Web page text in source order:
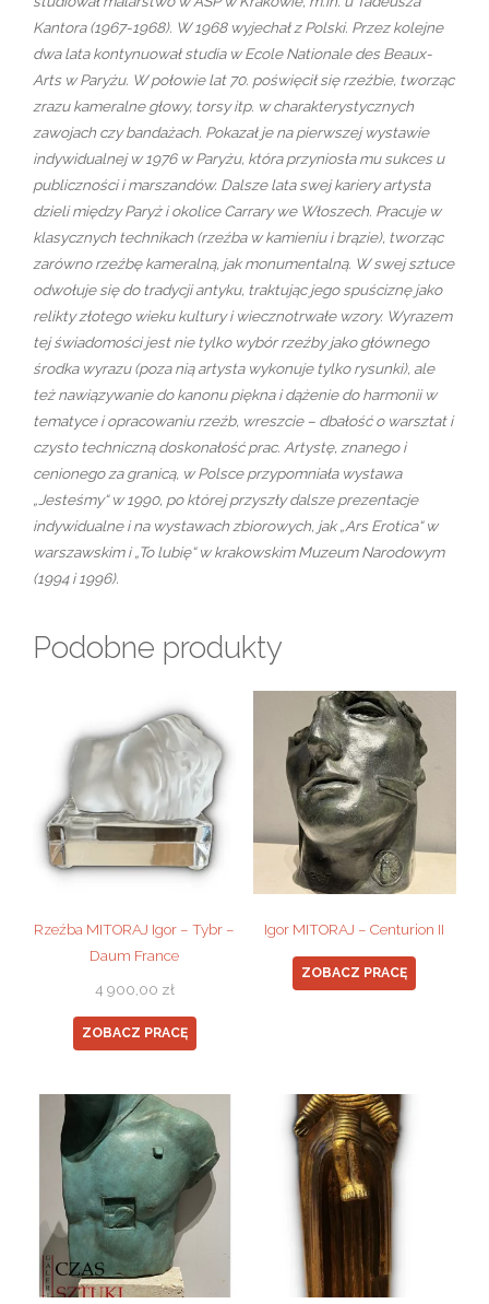
Kantora (1967-1968). W 1968 wyjechał z Polski. Przez kolejne
dwa lata kontynuował studia w Ecole Nationale des Beaux-
Arts w Paryżu. W połowie lat 70. poświęcił się rzeźbie, tworząc
zrazu kameralne głowy, torsy itp. w charakterystycznych
zawojach czy bandażach. Pokazał je na pierwszej wystawie
indywidualnej w 1976 w Paryżu, która przyniosła mu sukces u
publiczności i marszandów. Dalsze lata swej kariery artysta
dzieli między Paryż i okolice Carrary we Włoszech. Pracuje w
klasycznych technikach (rzeźba w kamieniu i brązie), tworząc
zarówno rzeźbę kameralną, jak monumentalną. W swej sztuce
odwołuje się do tradycji antyku, traktując jego spuściznę jako
relikty złotego wieku kultury i wiecznotrwałe wzory. Wyrazem
tej świadomości jest nie tylko wybór rzeźby jako głównego
środka wyrazu (poza nią artysta wykonuje tylko rysunki), ale
też nawiązywanie do kanonu piękna i dążenie do harmonii w
tematyce i opracowaniu rzeźb, wreszcie – dbałość o warsztat i
czysto techniczną doskonałość prac. Artystę, znanego i
cenionego za granicą, w Polsce przypomniała wystawa
„Jesteśmy“ w 1990, po której przyszły dalsze prezentacje
indywidualne i na wystawach zbiorowych, jak „Ars Erotica“ w
warszawskim i „To lubię“ w krakowskim Muzeum Narodowym
(1994 i 1996).
Podobne produkty
Rzeźba MITORAJ Igor – Tybr –
Daum France
4 900,00 zł
ZOBACZ PRACĘ
Igor MITORAJ – Centurion II
ZOBACZ PRACĘ